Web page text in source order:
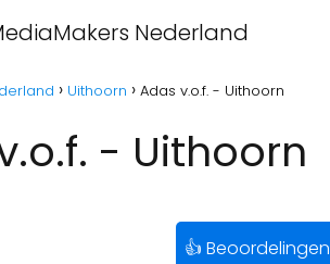
Nederland
Uithoorn Adas v.o.f. - Uithoorn
- Uithoorn
👍 Beoordelingen